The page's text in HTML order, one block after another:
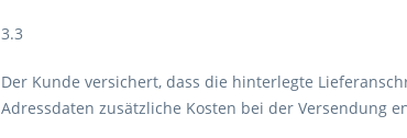
3.3
Der Kunde versichert, dass die hinterlegte
Adressdaten zusätzliche Kosten bei der Versendung